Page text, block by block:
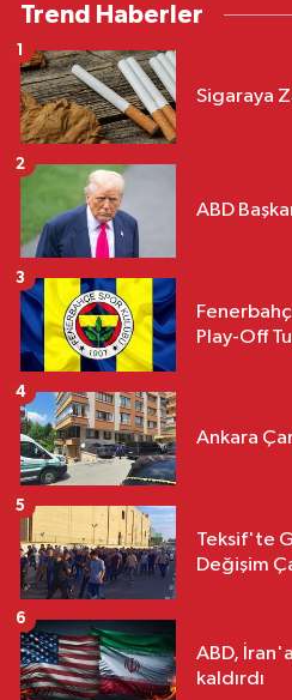
Trend Haberler
Sigaraya
1
ABD
2
Play-Off
3
Ankara
4
Teksif'te
Değişim
5
ABD,
kaldırdı
6